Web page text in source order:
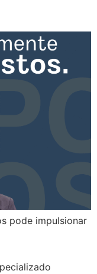
pode impulsionar